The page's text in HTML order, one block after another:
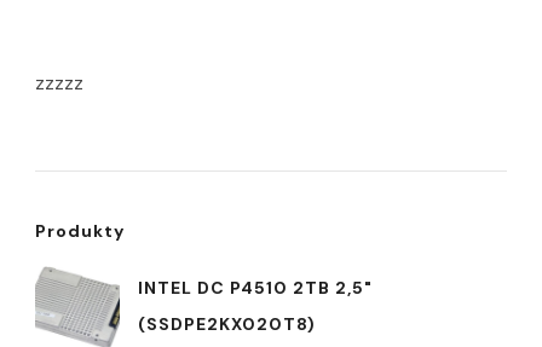
zzzzz
Produkty
INTEL DC P4510 2TB 2,5"
(SSDPE2KX020T8)